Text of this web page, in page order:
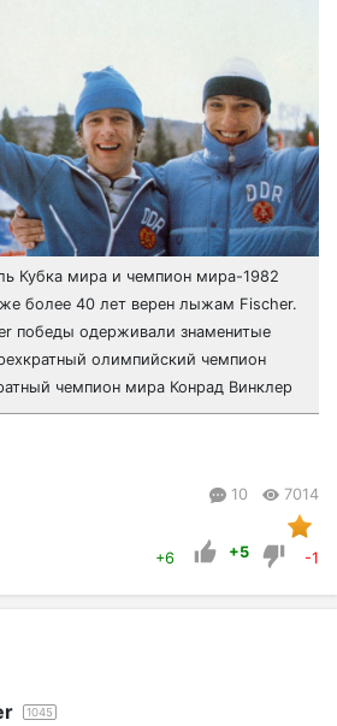
Кубка мира и чемпион мира-1982
более 40 лет верен лыжам Fischer.
победы одерживали знаменитые
олимпийский чемпион
чемпион мира Конрад Винклер
10 7014
+6 +5 -1
1045